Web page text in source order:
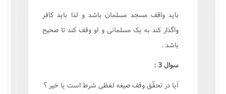
بايد واقف مسجد مسلمان باشد و لذا بايد کافر
واگذار کند به يک مسلمانى و او وقف کند تا صحيح
باشد .
سوال 3 :
آيا در تحقّق وقف صيغه لفظى شرط است يا خير ؟